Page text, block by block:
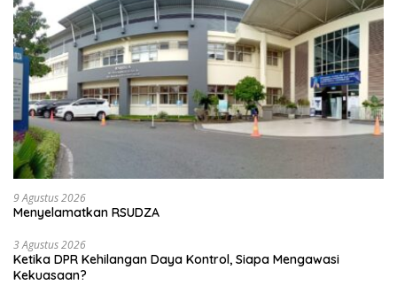
9 Agustus 2026
Menyelamatkan RSUDZA
3 Agustus 2026
Ketika DPR Kehilangan Daya Kontrol, Siapa Mengawasi
Kekuasaan?